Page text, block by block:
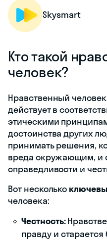
Skysmart
Кто такой
человек?
Нравственный
действует в
этическими
достоинства других
принимать решения,
вреда окружающим, и
справедливости и
Вот несколько
человека:
Честность:
правду и